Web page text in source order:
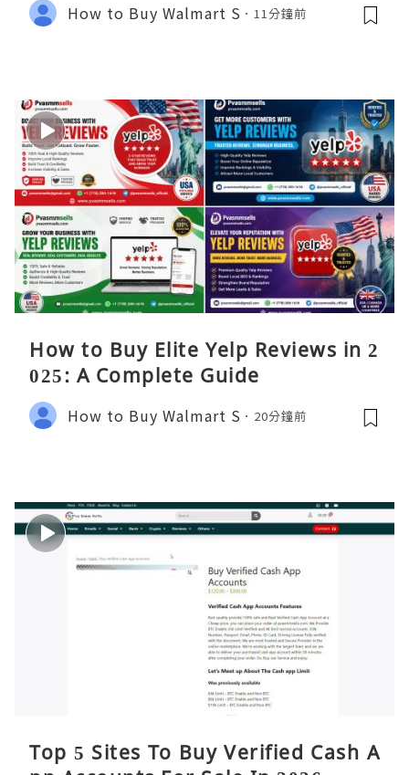
How to Buy Walmart S 11分鐘前
How to Buy Elite Yelp Reviews in 2
025: A Complete Guide
How to Buy Walmart S 20分鐘前
Top 5 Sites To Buy Verified Cash A